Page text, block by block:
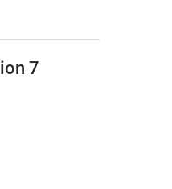
7